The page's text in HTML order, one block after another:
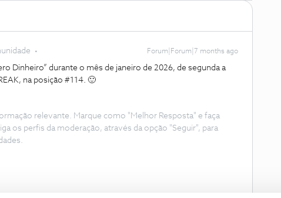
Forum|Forum|7 months ago
Dinheiro” durante o mês de janeiro de 2026, de segunda a
na posição #114. 🙂
relevante. Marque como "Melhor Resposta" e faça
os perfis da moderação, através da opção "Seguir", para